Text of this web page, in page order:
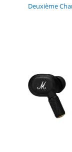
Deuxième